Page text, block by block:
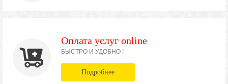
Оплата услуг online
БЫСТРО И УДОБНО !
Подробнее